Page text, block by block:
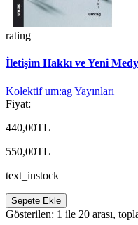
rating
İletişim Hakkı ve Yeni
Kolektif um:ag Yayınları
Fiyat:
440,00TL
550,00TL
text_instock
Sepete Ekle
Gösterilen: 1 ile 20 arası,